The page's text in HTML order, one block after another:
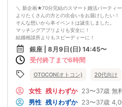
＼ 新企画★70分完結のスマート婚活パーティ
よりたくさんの方との出会いをお届けしたい！
そんな想いから本イベントは誕生しました。
マッチングアプリよりも安全に！
結婚相談所よりもスピーディーに！
さらに、今までのパーティーよりもリーズナブ
この機会にぜひ、ご参加くださいませ♪
・受付
↓
・プロフィールカード記入
婚活に特化した、OTOCON（オトコン）オリジ
銀座 | 8月9日(日) 14:45〜
受付終了まで6時間
OTOCON(オトコン) 20代向け
女性 残りわずか 23〜37歳 無
男性 残りわずか 23〜37歳